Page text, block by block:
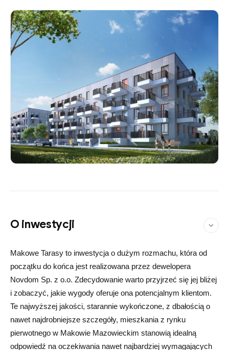
O inwestycji
Makowe Tarasy to inwestycja o dużym rozmachu, która od
początku do końca jest realizowana przez dewelopera
Novdom Sp. z o.o. Zdecydowanie warto przyjrzeć się jej bliżej
i zobaczyć, jakie wygody oferuje ona potencjalnym klientom.
Te najwyższej jakości, starannie wykończone, z dbałością o
nawet najdrobniejsze szczegóły, mieszkania z rynku
pierwotnego w Makowie Mazowieckim stanowią idealną
odpowiedź na oczekiwania nawet najbardziej wymagających